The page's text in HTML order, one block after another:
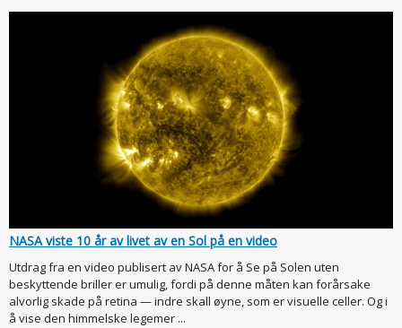
NASA viste 10 år av livet av en Sol på en video
Utdrag fra en video publisert av NASA for å Se på Solen uten
beskyttende briller er umulig, fordi på denne måten kan forårsake
alvorlig skade på retina — indre skall øyne, som er visuelle celler. Og i
å vise den himmelske legemer ...